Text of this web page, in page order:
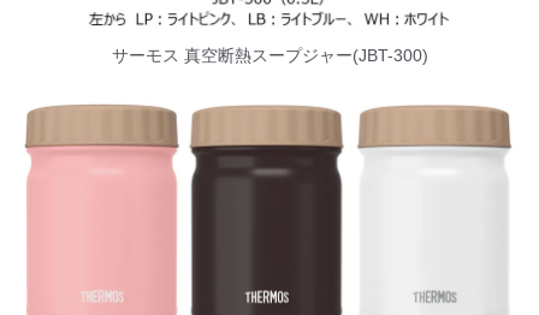
サーモス 真空断熱スープジャー(JBT-300)